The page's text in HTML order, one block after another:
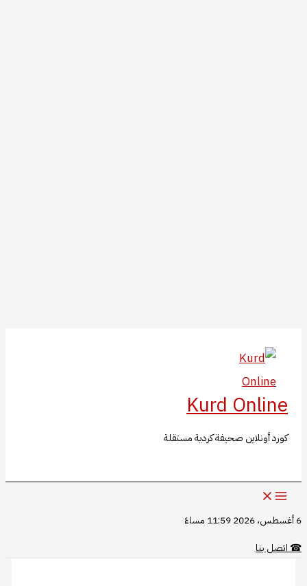
المحتوى
Kurd Online
كورد أونلاين صحيفة كردية مستقلة
6 أغسطس، 2026 11:59 مساءً
☎اتصل بنا